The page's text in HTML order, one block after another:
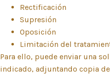
Rectificación
Supresión
Oposición
Limitación del
Para ello, puede enviar una
indicado, adjuntando copia